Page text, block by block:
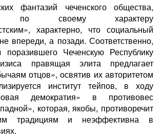
фантазий чеченского общества,
по своему характеру
характерно, что социальный
впереди, а позади. Соответственно,
Чеченскую Республику
правящая элита предлагает
отцов», освятив их авторитетом
институт тейпов, в ходу
демократия» в противовес
которая, якобы, противоречит
традициям и неэффективна в